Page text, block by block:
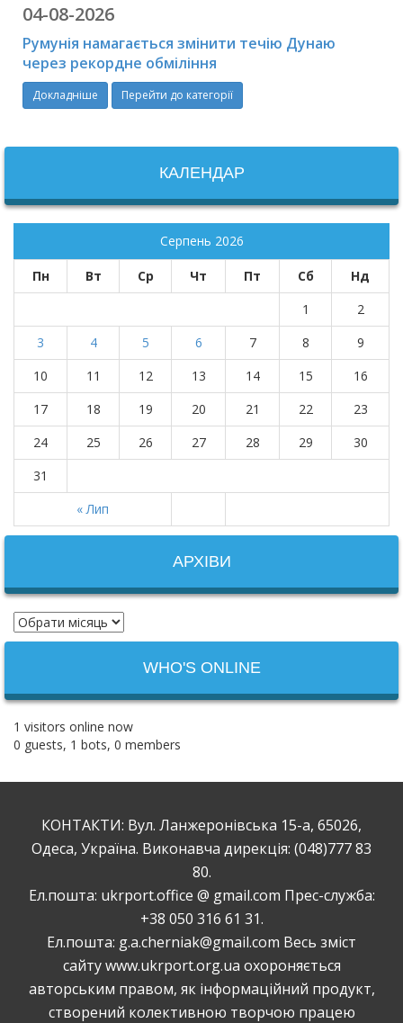
04-08-2026
Румунія намагається змінити течію Дунаю
через рекордне обміління
Докладніше Перейти до категорії
КАЛЕНДАР
Серпень 2026
Пн Вт Ср Чт Пт Сб Нд
« Лип
1
2
3
4 5 6 7 8
9
10
11 12 13 14 15
16
17
18 19 20 21 22
23
24
25 26 27 28 29
30
31
АРХІВИ
WHO'S ONLINE
1 visitors online now
0 guests, 1 bots, 0 members
КОНТАКТИ: Вул. Ланжеронівська 15-а, 65026,
Одеса, Україна. Виконавча дирекція: (048)777 83
80.
Ел.пошта: ukrport.office @ gmail.com Прес-служба:
+38 050 316 61 31.
Ел.пошта: g.a.cherniak@gmail.com Весь зміст
сайту www.ukrport.org.ua охороняється
авторським правом, як інформаційний продукт,
створений колективною творчою працею